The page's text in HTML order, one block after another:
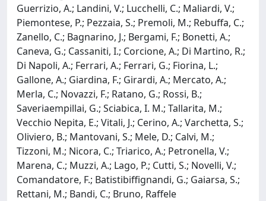
Guerrizio, A.; Landini, V.; Lucchelli, C.; Maliardi, V.;
Piemontese, P.; Pezzaia, S.; Premoli, M.; Rebuffa, C.;
Zanello, C.; Bagnarino, J.; Bergami, F.; Bonetti, A.;
Caneva, G.; Cassaniti, I.; Corcione, A.; Di Martino, R.;
Di Napoli, A.; Ferrari, A.; Ferrari, G.; Fiorina, L.;
Gallone, A.; Giardina, F.; Girardi, A.; Mercato, A.;
Merla, C.; Novazzi, F.; Ratano, G.; Rossi, B.;
Saveriaempillai, G.; Sciabica, I. M.; Tallarita, M.;
Vecchio Nepita, E.; Vitali, J.; Cerino, A.; Varchetta, S.;
Oliviero, B.; Mantovani, S.; Mele, D.; Calvi, M.;
Tizzoni, M.; Nicora, C.; Triarico, A.; Petronella, V.;
Marena, C.; Muzzi, A.; Lago, P.; Cutti, S.; Novelli, V.;
Comandatore, F.; Batistibiffignandi, G.; Gaiarsa, S.;
Rettani, M.; Bandi, C.; Bruno, Raffele